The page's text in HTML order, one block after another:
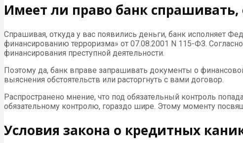
Имеет ли право банк спрашивать,
Спрашивая, откуда у вас появились деньги, банк исполняет
финансированию терроризма» от 07.08.2001 N 115-ФЗ.
финансирования преступной деятельности.
Поэтому да, банк вправе запрашивать документы о
выяснения обстоятельств или расторгнуть с вами договор.
Распространено мнение, что под обязательный контроль
обязательному контролю, гораздо шире. Этому моменту
Условия закона о кредитных